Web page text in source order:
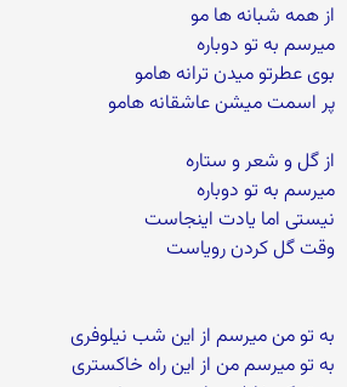
از همه شبانه ها مو
میرسم به تو دوباره
بوی عطرتو میدن ترانه هامو
پر اسمت میشن عاشقانه هامو
از گل و شعر و ستاره
میرسم به تو دوباره
نیستی اما یادت اینجاست
وقت گل کردن رویاست
به تو من میرسم از این شب نیلوفری
به تو میرسم من از این راه خاکستری